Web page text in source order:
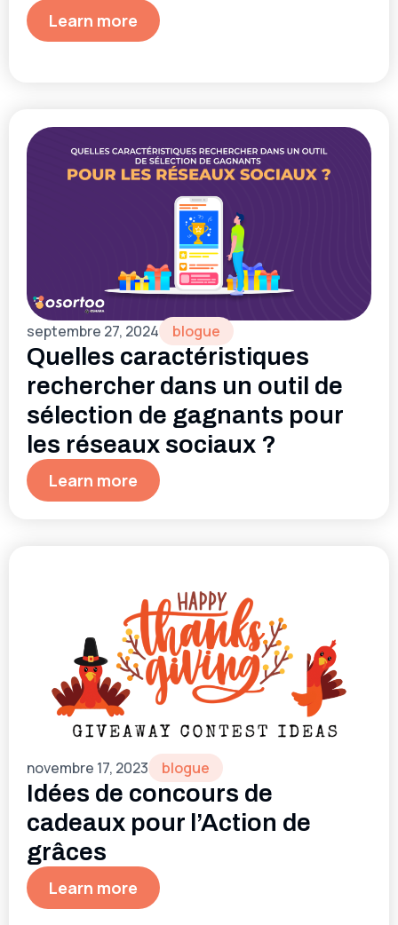
Learn more
septembre 27, 2024 blogue
Quelles caractéristiques
rechercher dans un outil de
sélection de gagnants pour
les réseaux sociaux ?
Learn more
novembre 17, 2023 blogue
Idées de concours de
cadeaux pour l’Action de
grâces
Learn more